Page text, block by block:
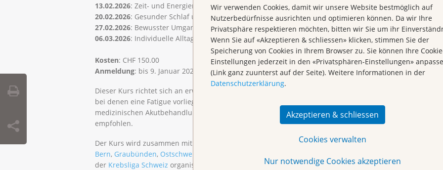
Wir verwenden Cookies, damit wir unsere Website bestmöglich auf
Nutzerbedürfnisse ausrichten und optimieren können. Da wir Ihre
Privatsphäre respektieren möchten, bitten wir Sie um ihr
Wenn Sie auf «Akzeptieren & schliessen» klicken, stimmen Sie der
Speicherung von Cookies in Ihrem Browser zu. Sie können Ihre
Einstellungen jederzeit in den «Privatsphären-Einstellungen»
(Link ganz zuunterst auf der Seite). Weitere Informationen in der
Datenschutzerklärung.
Akzeptieren & schliessen
Cookies verwalten
Nur notwendige Cookies akzeptieren
13.02.2026: Zeit- und Energiemanagement
20.02.2026: Gesunder Schlaf und Genuss
27.02.2026: Bewusster Umgang mit Gefühlen
06.03.2026: Individuelle Alltagsgestaltung
Kosten: CHF 150.00
Anmeldung: bis 9. Januar 2026, E-Mailinfo@krebsligabern.choder Tel.: 031 313 24 24
Dieser Kurs richtet sich an erwachsene Personen nach abgeschlossener Krebsbehandlung,
bei denen eine Fatigue vorliegt. Eine Teilnahme frühestens sechs Monate nach Abschluss der
medizinischen Akutbehandlung (Operation, Chemotherapie, Strahlentherapie) wird
empfohlen.
Der Kurs wird zusammen mit den
Bern, Graubünden, Ostschweiz
der Krebsliga Schweiz organisiert.